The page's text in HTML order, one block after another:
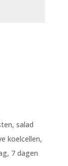
salad
koelcellen,
7 dagen